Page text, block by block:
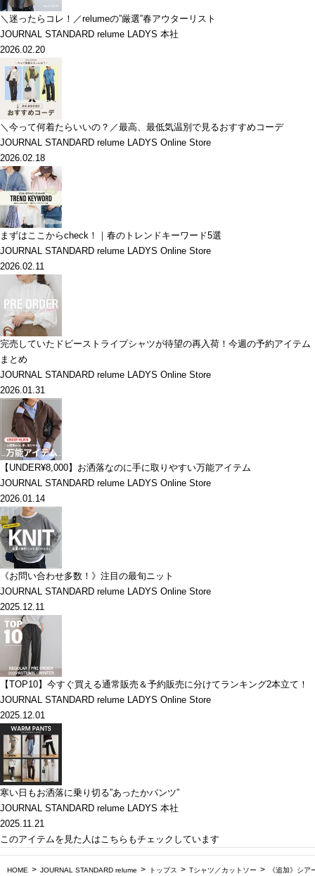
＼迷ったらコレ！／relumeの”厳選”春アウターリスト
JOURNAL STANDARD relume LADYS 本社
2026.02.20
＼今って何着たらいいの？／最高、最低気温別で見るおすすめコーデ
JOURNAL STANDARD relume LADYS Online Store
2026.02.18
まずはここからcheck！｜春のトレンドキーワード5選
JOURNAL STANDARD relume LADYS Online Store
2026.02.11
完売していたドビーストライプシャツが待望の再入荷！今週の予約アイテム
まとめ
JOURNAL STANDARD relume LADYS Online Store
2026.01.31
【UNDER¥8,000】お洒落なのに手に取りやすい万能アイテム
JOURNAL STANDARD relume LADYS Online Store
2026.01.14
《お問い合わせ多数！》注目の最旬ニット
JOURNAL STANDARD relume LADYS Online Store
2025.12.11
【TOP10】今すぐ買える通常販売＆予約販売に分けてランキング2本立て！
JOURNAL STANDARD relume LADYS Online Store
2025.12.01
寒い日もお洒落に乗り切る”あったかパンツ”
JOURNAL STANDARD relume LADYS 本社
2025.11.21
このアイテムを見た人はこちらもチェックしています
HOME JOURNAL STANDARD relume トップス Tシャツ／カットソー 《追加》シ